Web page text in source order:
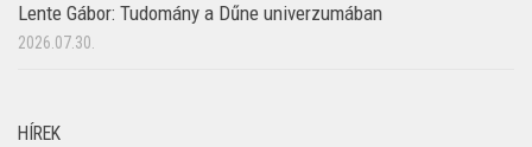
Lente Gábor: Tudomány a Dűne univerzumában
2026.07.30.
HÍREK